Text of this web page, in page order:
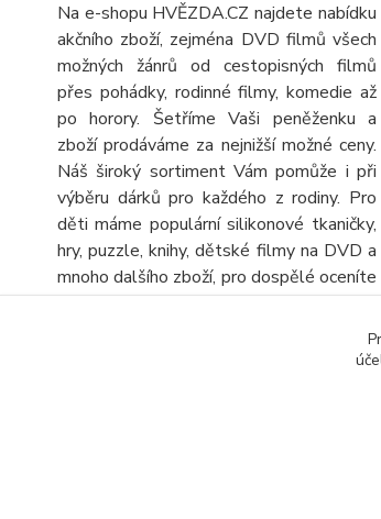
Na e-shopu HVĚZDA.CZ najdete nabídku
akčního zboží, zejména DVD filmů všech
možných žánrů od cestopisných filmů
přes pohádky, rodinné filmy, komedie až
po horory. Šetříme Vaši peněženku a
zboží prodáváme za nejnižší možné ceny.
Náš široký sortiment Vám pomůže i při
výběru dárků pro každého z rodiny. Pro
děti máme populární silikonové tkaničky,
hry, puzzle, knihy, dětské filmy na DVD a
mnoho dalšího zboží, pro dospělé oceníte
velký výběr knih, DVD filmů, turistických
map a automap a seniory potěšíme
obrovskou nabídkou různých křížovek a